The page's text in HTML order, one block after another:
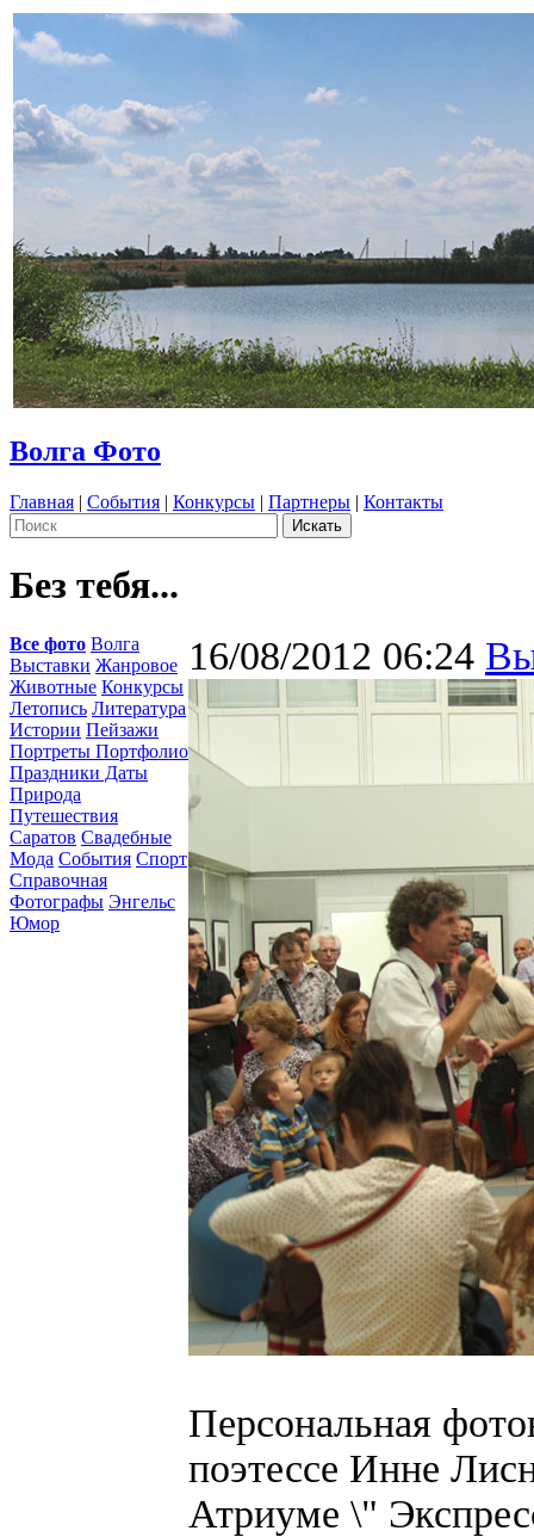
Волга Фото
Главная | События | Конкурсы | Партнеры | Контакты
Без тебя...
Все фото Волга
Выставки Жанровое
Животные Конкурсы
Летопись Литература
Истории Пейзажи
Портреты Портфолио
Праздники Даты
Природа
Путешествия
Саратов Свадебные
Мода События Спорт
Справочная
Фотографы Энгельс
Юмор
16/08/2012 06:24
Персональная
поэтессе Инне
Атриуме \"